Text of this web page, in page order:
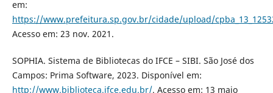
em:
https://www.prefeitura.sp.gov.br/cidade/upload/
Acesso em: 23 nov. 2021.
SOPHIA. Sistema de Bibliotecas do IFCE – SIBI. São José dos
Campos: Prima Software, 2023. Disponível em:
http://www.biblioteca.ifce.edu.br/. Acesso em: 13 maio